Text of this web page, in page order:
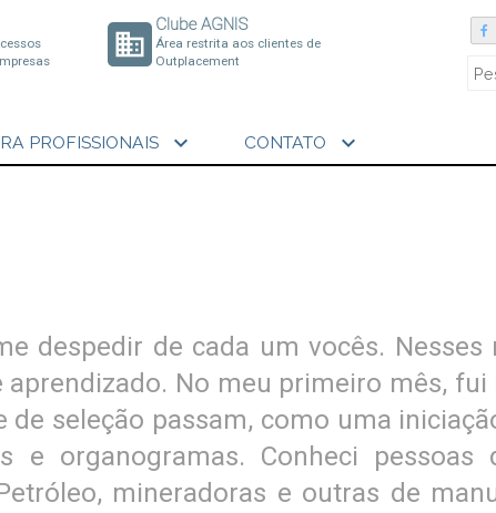
business
Clube AGNIS
Área restrita aos clientes de
Outplacement
PROFISSIONAIS expand_more CONTATO expand_more
despedir de cada um vocês. Nesses
No meu primeiro mês,
seleção passam, como uma
e organogramas. Conheci pessoas
mineradoras e outras de